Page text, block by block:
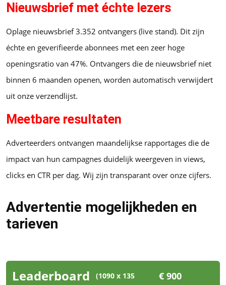
Nieuwsbrief met échte lezers
Oplage nieuwsbrief 3.352 ontvangers (live stand). Dit zijn
échte en geverifieerde abonnees met een zeer hoge
openingsratio van 47%. Ontvangers die de nieuwsbrief niet
binnen 6 maanden openen, worden automatisch verwijdert
uit onze verzendlijst.
Meetbare resultaten
Adverteerders ontvangen maandelijkse rapportages die de
impact van hun campagnes duidelijk weergeven in views,
clicks en CTR per dag. Wij zijn transparant over onze cijfers.
Advertentie mogelijkheden en
tarieven
Leaderboard
(1090 x 135
€ 900